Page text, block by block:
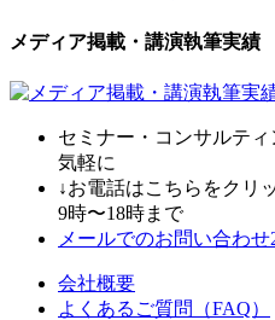
メディア掲載・講演執筆実績
セミナー・ コンサルティ
気軽に
↓お電話はこちらをクリ
9時〜18時まで
メールでのお問い合わせ
会社概要
よくあるご質問（FAQ）